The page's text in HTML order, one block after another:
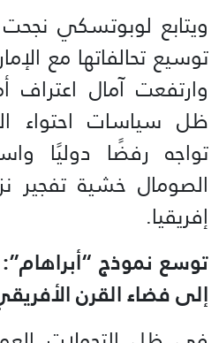
ويتابع لوبوتسكي
توسيع تحالفاتها مع
وارتفعت آمال
ظل سياسات احتواء
تواجه رفضًا دوليًا
الصومال خشية تفجير
إفريقيا.
توسع نموذج
إلى فضاء القرن